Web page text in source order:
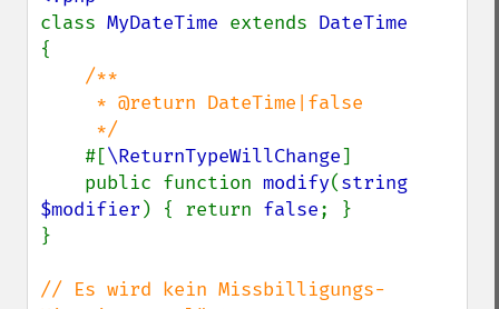
class MyDateTime extends
{
/**
#[\ReturnTypeWillChange]
    public function
modify(string
$modifier ) { return false; }
}
// Es wird kein Missbilligungs-